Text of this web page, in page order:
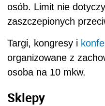
osób. Limit nie
zaszczepionych
Targi, kongresy i
organizowane z
osoba na 10 mkw.
Sklepy